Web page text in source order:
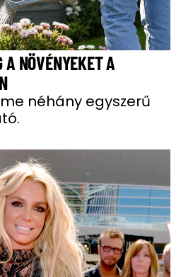
A NÖVÉNYEKET A
néhány egyszerű